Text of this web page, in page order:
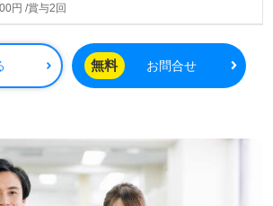
ご家族を笑顔にするために』。ご利用
、職員様1名の手厚いサポートが評判の
経験のある方をお迎えします。創業者様
さりげない気遣い”も嬉しいポイント！
家族様の想いに寄り添いたい』『介護知
たい』『ご利用者様のお役に立てるキャ
『施設形態や環境を変えて仕事をした
円 /賞与2回
無料 お問合せ